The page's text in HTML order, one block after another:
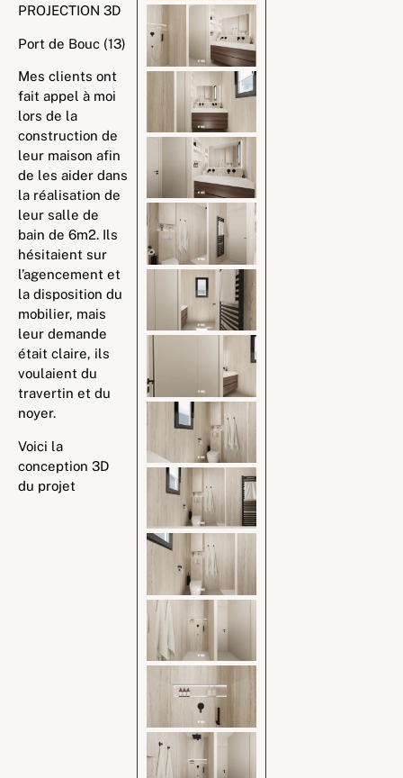
PROJECTION 3D
Port de Bouc (13)
Mes clients ont
fait appel à moi
lors de la
construction de
leur maison afin
de les aider dans
la réalisation de
leur salle de
bain de 6m2. Ils
hésitaient sur
l’agencement et
la disposition du
mobilier, mais
leur demande
était claire, ils
voulaient du
travertin et du
noyer.
Voici la
conception 3D
du projet